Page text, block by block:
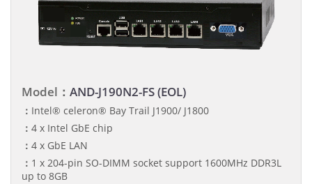
Model： AND-J190N2-FS (EOL)
： Intel® celeron® Bay Trail J1900/ J1800
： 4 x Intel GbE chip
： 4 x GbE LAN
： 1 x 204-pin SO-DIMM socket support 1600MHz DDR3L
up to 8GB